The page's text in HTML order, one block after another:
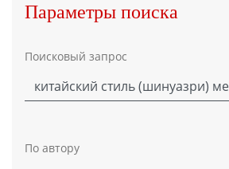
Параметры поиска
Поисковый запрос
По автору